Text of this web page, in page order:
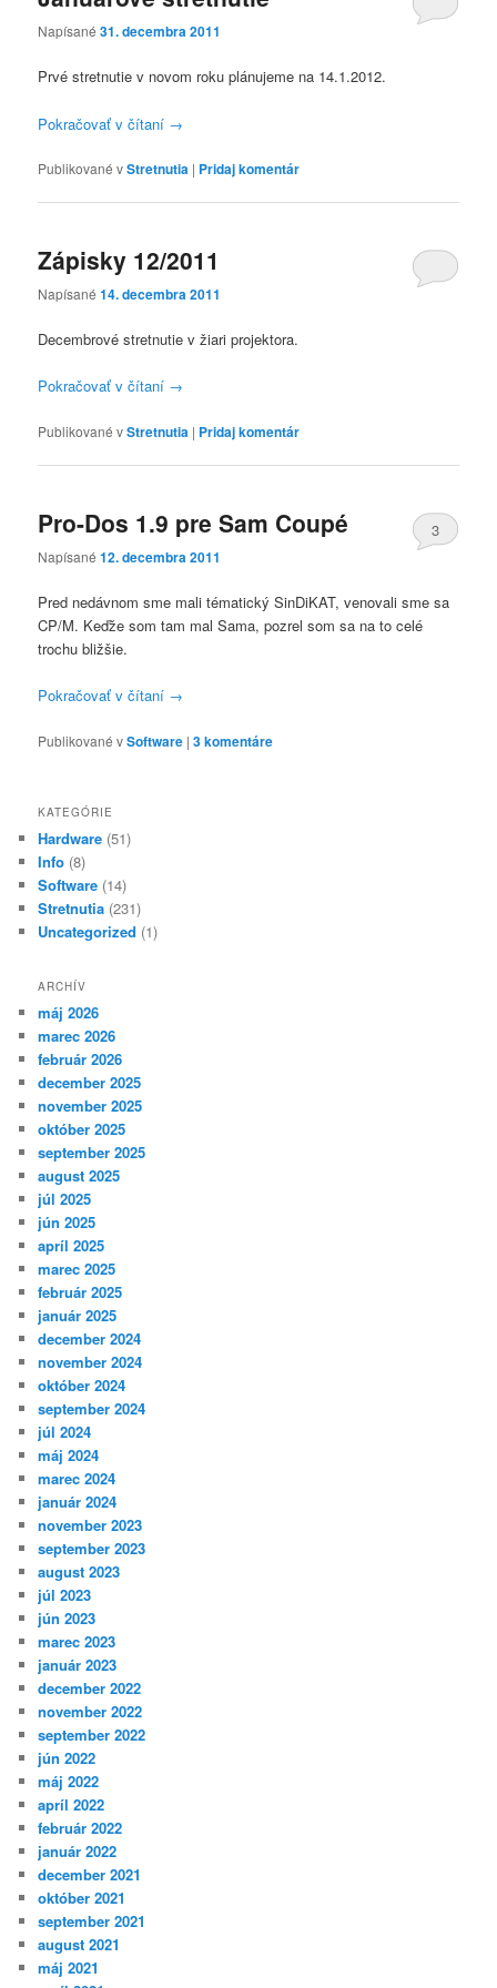
Napísané31. decembra 2011
Prvé stretnutie v novom roku plánujeme na 14.1.2012.
Pokračovať v čítaní →
Publikované vStretnutia | Pridaj komentár
Zápisky 12/2011
Napísané14. decembra 2011
Decembrové stretnutie v žiari projektora.
Pokračovať v čítaní →
Publikované vStretnutia | Pridaj komentár
Pro-Dos 1.9 pre Sam Coupé
Napísané12. decembra 2011
3
Pred nedávnom sme mali tématický SinDiKAT, venovali sme sa
CP/M. Keďže som tam mal Sama, pozrel som sa na to celé
trochu bližšie.
Pokračovať v čítaní →
Publikované vSoftware |3komentáre
KATEGÓRIE
Hardware (51)
Info (8)
Software (14)
Stretnutia (231)
Uncategorized (1)
ARCHÍV
máj 2026
marec 2026
február 2026
december 2025
november 2025
október 2025
september 2025
august 2025
júl 2025
jún 2025
apríl 2025
marec 2025
február 2025
január 2025
december 2024
november 2024
október 2024
september 2024
júl 2024
máj 2024
marec 2024
január 2024
november 2023
september 2023
august 2023
júl 2023
jún 2023
marec 2023
január 2023
december 2022
november 2022
september 2022
jún 2022
máj 2022
apríl 2022
február 2022
január 2022
december 2021
október 2021
september 2021
august 2021
máj 2021